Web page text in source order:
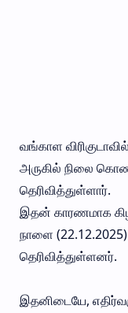
வங்காள
அருகில் நிலை
தெரிவித்துள்ளார்.
இதன் காரணமாக
நாளை
தெரிவித்துள்ளனர்.
இதனிடையே,